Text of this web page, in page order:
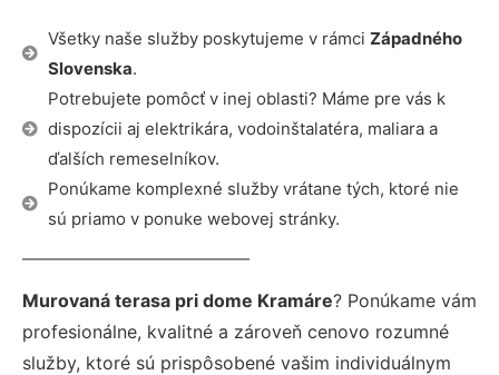
Všetky naše služby poskytujeme v rámci Západného
Slovenska.
Potrebujete pomôcť v inej oblasti? Máme pre vás k
dispozícii aj elektrikára, vodoinštalatéra, maliara a
ďalších remeselníkov.
Ponúkame komplexné služby vrátane tých, ktoré nie
sú priamo v ponuke webovej stránky.
Murovaná terasa pri dome Kramáre? Ponúkame vám
profesionálne, kvalitné a zároveň cenovo rozumné
služby, ktoré sú prispôsobené vašim individuálnym